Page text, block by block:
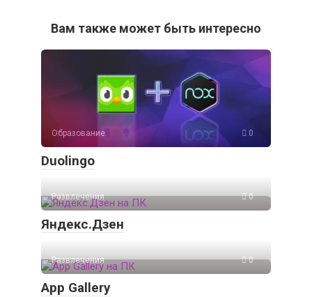
Вам также может быть интересно
Образование 0
Duolingo
Развлечения 0
Яндекс.Дзен
Развлечения 0
App Gallery